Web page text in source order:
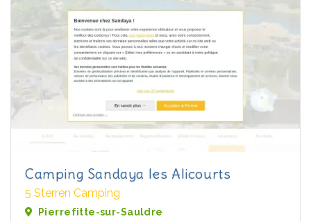
Camping Sandaya les Alicourts
5 Sterren Camping
Pierrefitte-sur-Sauldre